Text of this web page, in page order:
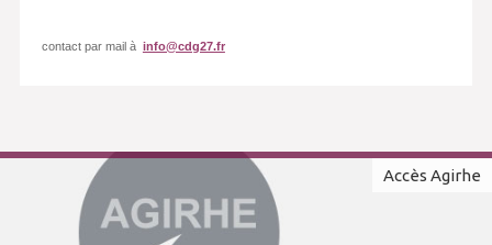
contact par mail à info@cdg27.fr
Accès Agirhe